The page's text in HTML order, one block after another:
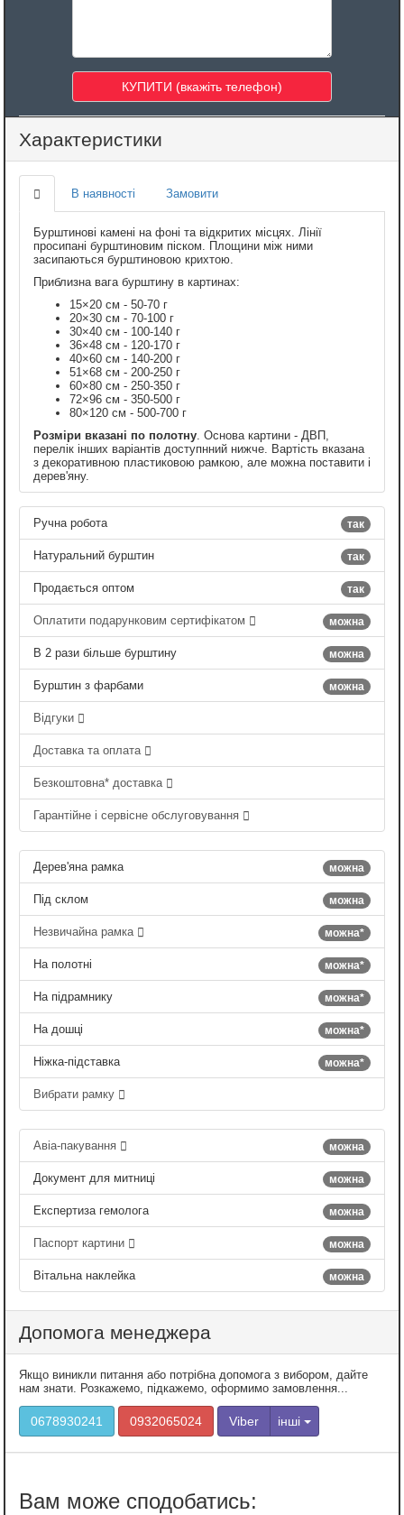
Характеристики
В наявності Замовити
Бурштинові камені на фоні та відкритих місцях. Лінії
просипані бурштиновим піском. Площини між ними
засипаються бурштиновою крихтою.
Приблизна вага бурштину в картинах:
15×20 см - 50-70 г
20×30 см - 70-100 г
30×40 см - 100-140 г
36×48 см - 120-170 г
40×60 см - 140-200 г
51×68 см - 200-250 г
60×80 см - 250-350 г
72×96 см - 350-500 г
80×120 см - 500-700 г
Розміри вказані по полотну . Основа картини - ДВП,
перелік інших варіантів доступнний нижче. Вартість вказана
з декоративною пластиковою рамкою, але можна поставити і
дерев'яну.
так
Ручна робота
так
Натуральний бурштин
так
Продається оптом
можна
Оплатити подарунковим сертифікатом
можна
В 2 рази більше бурштину
можна
Бурштин з фарбами
Відгуки
Доставка та оплата
Безкоштовна* доставка
Гарантійне і сервісне обслуговування
можна
Дерев'яна рамка
можна
Під склом
можна*
Незвичайна рамка
можна*
На полотні
можна*
На підрамнику
можна*
На дошці
можна*
Ніжка-підставка
Вибрати рамку
можна
Авіа-пакування
можна
Документ для митниці
можна
Експертиза гемолога
можна
Паспорт картини
можна
Вітальна наклейка
Допомога менеджера
Якщо виникли питання або потрібна допомога з вибором, дайте
нам знати. Розкажемо, підкажемо, оформимо замовлення...
0678930241 0932065024 Viber інші